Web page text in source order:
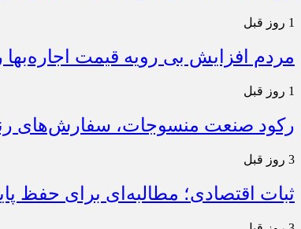
1 روز قبل
مردم افزایش بی رویه قیمت
1 روز قبل
رکود صنعت منسوجات، سفارش‌های
3 روز قبل
ثبات اقتصادی؛ مطالبه‌ای برای حفظ